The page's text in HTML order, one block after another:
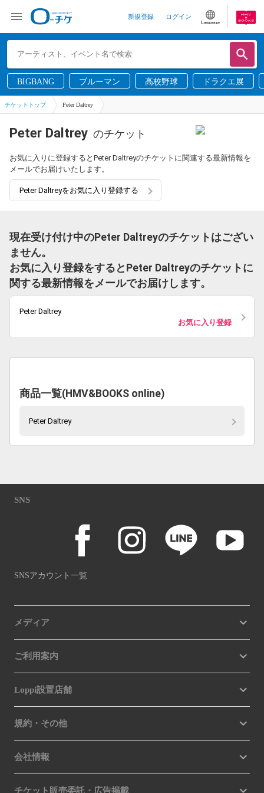
新規登録 ログイン
Language
BIGBANG ブルーマン 高校野球 ドラクエ展
チケットトップ Peter Daltrey
Peter Daltrey のチケット
お気に入りに登録するとPeter Daltreyのチケットに関連する最新情報を
メールでお届けいたします。
Peter Daltreyをお気に入り登録する
現在受け付け中のPeter Daltreyのチケットはござい
ません。
お気に入り登録をするとPeter Daltreyのチケットに
関する最新情報をメールでお届けします。
Peter Daltrey
お気に入り登録
商品一覧(HMV&BOOKS online)
Peter Daltrey
SNS
SNSアカウント一覧
メディア
ご利用案内
Loppi設置店舗
規約・その他
会社情報
チケット販売委託・広告掲載